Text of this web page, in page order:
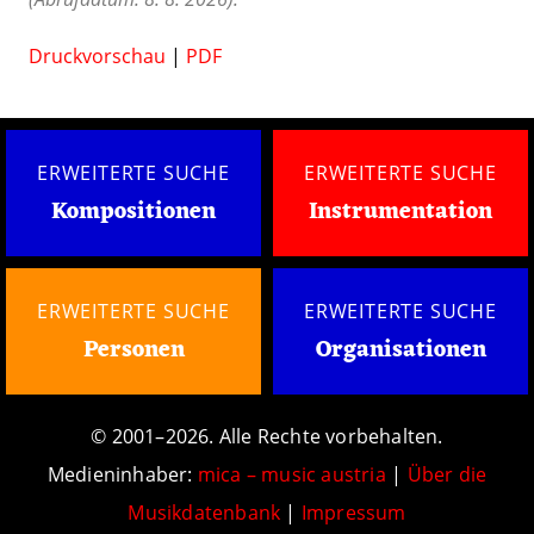
Druckvorschau | PDF
ERWEITERTE SUCHE
Kompositionen
ERWEITERTE SUCHE
Instrumentation
ERWEITERTE SUCHE
Personen
ERWEITERTE SUCHE
Organisationen
© 2001–2026. Alle Rechte vorbehalten.
Medieninhaber: mica – music austria | Über die
Musikdatenbank | Impressum